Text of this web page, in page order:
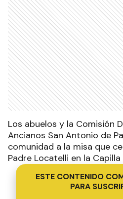
Los abuelos y la Comisión
Ancianos San Antonio de
comunidad a la misa que
Padre Locatelli en la
ESTE CONTENIDO
PARA